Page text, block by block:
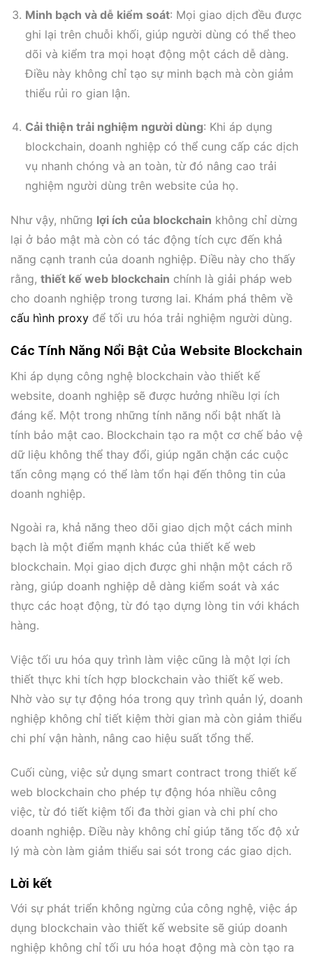
Minh bạch và dễ kiểm soát: Mọi giao dịch đều được
ghi lại trên chuỗi khối, giúp người dùng có thể theo
dõi và kiểm tra mọi hoạt động một cách dễ dàng.
Điều này không chỉ tạo sự minh bạch mà còn giảm
thiểu rủi ro gian lận.
Cải thiện trải nghiệm người dùng: Khi áp dụng
blockchain, doanh nghiệp có thể cung cấp các dịch
vụ nhanh chóng và an toàn, từ đó nâng cao trải
nghiệm người dùng trên website của họ.
Như vậy, những lợi ích của blockchain không chỉ dừng
lại ở bảo mật mà còn có tác động tích cực đến khả
năng cạnh tranh của doanh nghiệp. Điều này cho thấy
rằng, thiết kế web blockchain chính là giải pháp web
cho doanh nghiệp trong tương lai. Khám phá thêm về
cấu hình proxy để tối ưu hóa trải nghiệm người dùng.
Các Tính Năng Nổi Bật Của Website Blockchain
Khi áp dụng công nghệ blockchain vào thiết kế
website, doanh nghiệp sẽ được hưởng nhiều lợi ích
đáng kể. Một trong những tính năng nổi bật nhất là
tính bảo mật cao. Blockchain tạo ra một cơ chế bảo vệ
dữ liệu không thể thay đổi, giúp ngăn chặn các cuộc
tấn công mạng có thể làm tổn hại đến thông tin của
doanh nghiệp.
Ngoài ra, khả năng theo dõi giao dịch một cách minh
bạch là một điểm mạnh khác của thiết kế web
blockchain. Mọi giao dịch được ghi nhận một cách rõ
ràng, giúp doanh nghiệp dễ dàng kiểm soát và xác
thực các hoạt động, từ đó tạo dựng lòng tin với khách
hàng.
Việc tối ưu hóa quy trình làm việc cũng là một lợi ích
thiết thực khi tích hợp blockchain vào thiết kế web.
Nhờ vào sự tự động hóa trong quy trình quản lý, doanh
nghiệp không chỉ tiết kiệm thời gian mà còn giảm thiểu
chi phí vận hành, nâng cao hiệu suất tổng thể.
Cuối cùng, việc sử dụng smart contract trong thiết kế
web blockchain cho phép tự động hóa nhiều công
việc, từ đó tiết kiệm tối đa thời gian và chi phí cho
doanh nghiệp. Điều này không chỉ giúp tăng tốc độ xử
lý mà còn làm giảm thiểu sai sót trong các giao dịch.
Lời kết
Với sự phát triển không ngừng của công nghệ, việc áp
dụng blockchain vào thiết kế website sẽ giúp doanh
nghiệp không chỉ tối ưu hóa hoạt động mà còn tạo ra